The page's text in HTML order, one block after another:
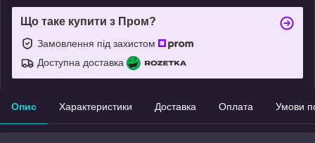
Що таке купити з Пром?
Замовлення під захистом
Доступна доставка
Опис Характеристики Доставка Оплата Умови